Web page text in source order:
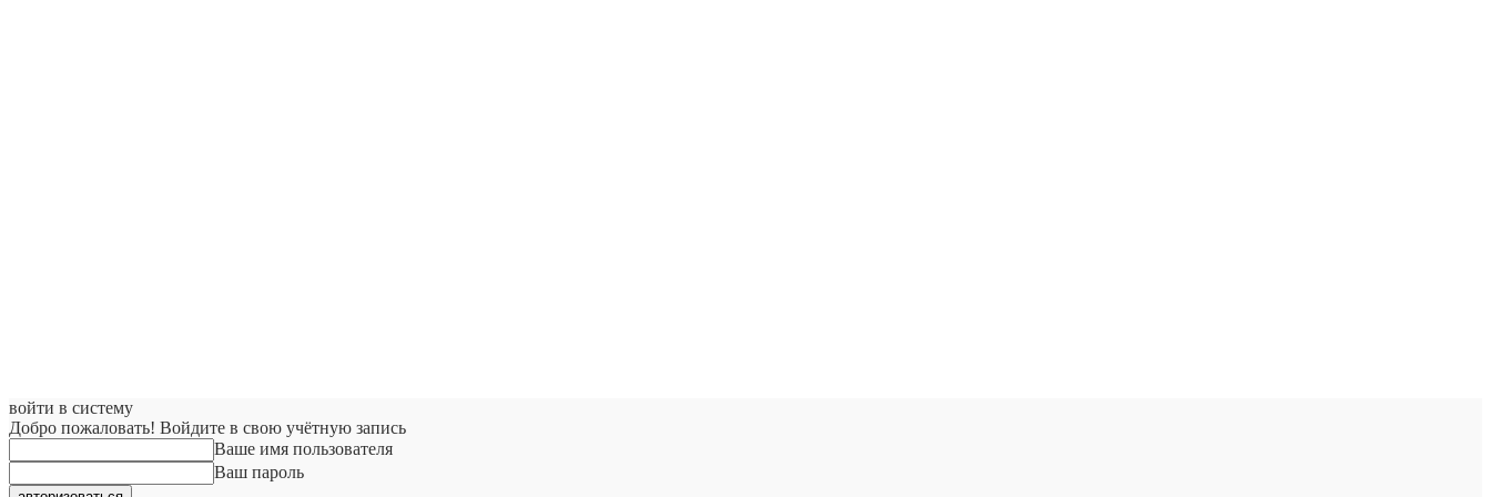
войти в систему
Добро пожаловать! Войдите в свою учётную запись
Ваше имя пользователя
Ваш пароль